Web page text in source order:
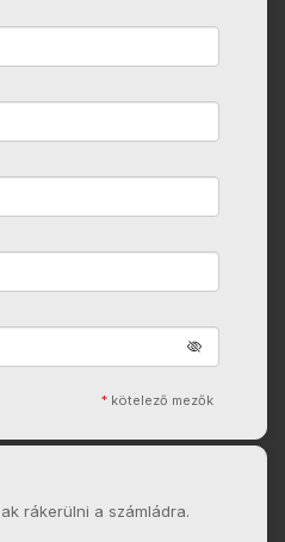
* kötelező mezők
rákerülni a számládra.